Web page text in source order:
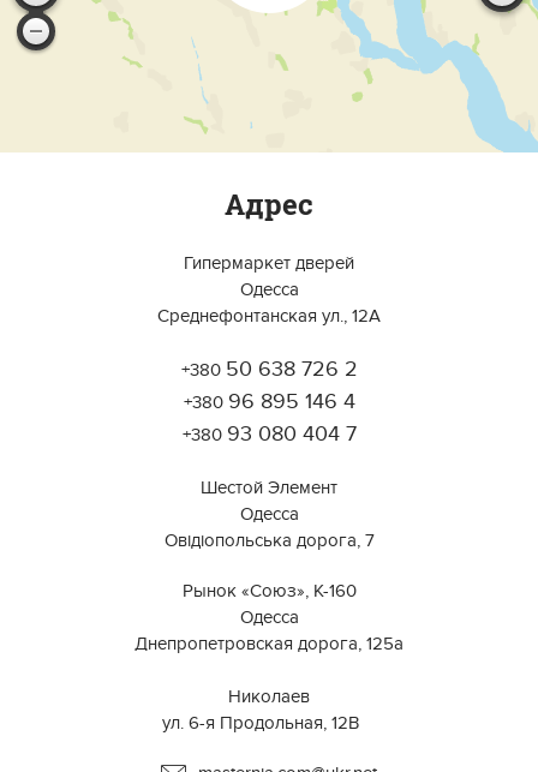
Работает на API 2ГИС
Для корректной работы Raster JS API нужен ключ. Помощь:
Адрес
Гипермаркет дверей
Одесса
Среднефонтанская ул., 12А
+380 50 638 726 2
+380 96 895 146 4
+380 93 080 404 7
Шестой Элемент
Одесса
Овідіопольська дорога, 7
Рынок «Союз», К-160
Одесса
Днепропетровская дорога, 125а
Николаев
ул. 6-я Продольная, 12В ⠀